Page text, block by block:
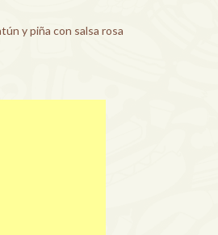
y piña con salsa rosa